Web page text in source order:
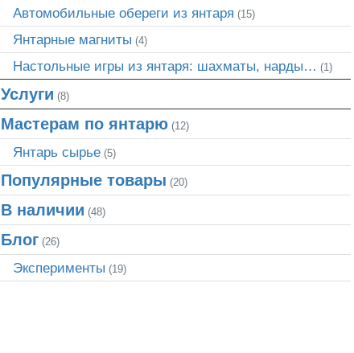
Автомобильные обереги из янтаря (15)
Янтарные магниты (4)
Настольные игры из янтаря: шахматы, нарды… (1)
Услуги (8)
Мастерам по янтарю(12)
Янтарь сырье(5)
Популярные товары (20)
В наличии (48)
Блог(26)
Эксперименты (19)